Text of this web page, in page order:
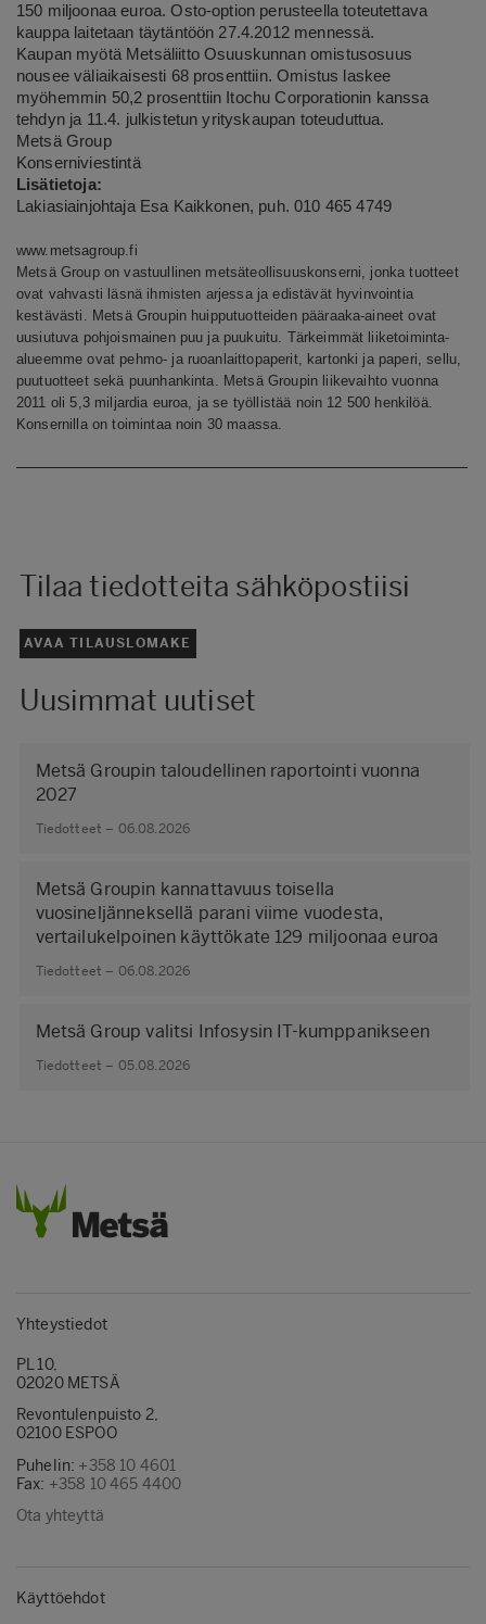
150 miljoonaa euroa. Osto-option perusteella toteutettava
kauppa laitetaan täytäntöön 27.4.2012 mennessä.
Kaupan myötä Metsäliitto Osuuskunnan omistusosuus
nousee väliaikaisesti 68 prosenttiin. Omistus laskee
myöhemmin 50,2 prosenttiin Itochu Corporationin kanssa
tehdyn ja 11.4. julkistetun yrityskaupan toteuduttua.
Metsä Group
Konserniviestintä
Lisätietoja:
Lakiasiainjohtaja Esa Kaikkonen, puh. 010 465 4749
www.metsagroup.fi
Metsä Group on vastuullinen metsäteollisuuskonserni, jonka tuotteet
ovat vahvasti läsnä ihmisten arjessa ja edistävät hyvinvointia
kestävästi. Metsä Groupin huipputuotteiden pääraaka-aineet ovat
uusiutuva pohjoismainen puu ja puukuitu. Tärkeimmät liiketoiminta-
alueemme ovat pehmo- ja ruoanlaittopaperit, kartonki ja paperi, sellu,
puutuotteet sekä puunhankinta.
Metsä Groupin liikevaihto vuonna
2011 oli 5,3 miljardia euroa, ja se työllistää noin 12 500 henkilöä.
Konsernilla on toimintaa noin 30 maassa.
Tilaa tiedotteita sähköpostiisi
AVAA TILAUSLOMAKE
Uusimmat uutiset
Metsä Groupin taloudellinen raportointi vuonna
2027
Tiedotteet – 06.08.2026
Metsä Groupin kannattavuus toisella
vuosineljänneksellä parani viime vuodesta,
vertailukelpoinen käyttökate 129 miljoonaa euroa
Tiedotteet – 06.08.2026
Metsä Group valitsi Infosysin IT-kumppanikseen
Tiedotteet – 05.08.2026
Yhteystiedot
PL 10,
02020 METSÄ
Revontulenpuisto 2,
02100 ESPOO
Puhelin: +358 10 4601
Fax: +358 10 465 4400
Ota yhteyttä
Käyttöehdot